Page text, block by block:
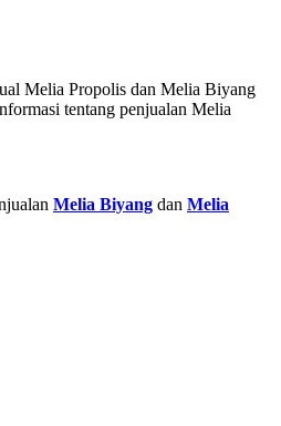
Melia Propolis dan Melia Biyang
tentang penjualan Melia
Melia Biyang dan Melia